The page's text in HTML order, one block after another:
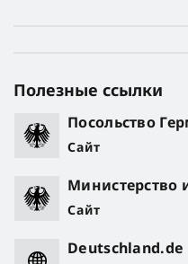
Полезные ссылки
Посольство
Сайт
Министерство
Сайт
Deutschland.de